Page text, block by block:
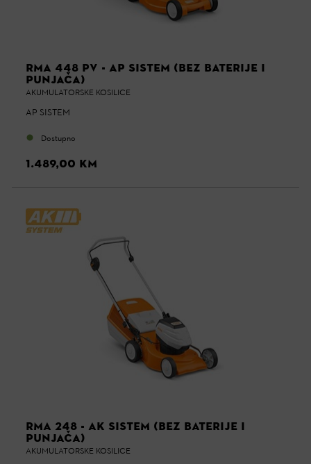
RMA 448 PV - AP SISTEM (BEZ BATERIJE I
PUNJAČA)
AKUMULATORSKE KOSILICE
AP SISTEM
Dostupno
1.489,00 KM
RMA 248 - AK SISTEM (BEZ BATERIJE I
PUNJAČA)
AKUMULATORSKE KOSILICE